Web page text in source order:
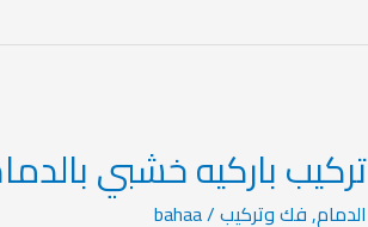
تركيب باركيه خشبي
الدمام,فك وتركيب/
bahaa
تركيب
باركيه